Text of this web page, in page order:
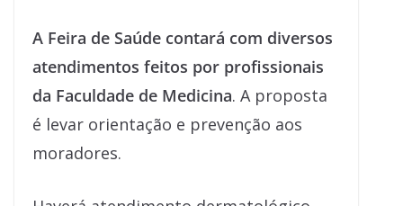
A Feira de Saúde contará com diversos
atendimentos feitos por profissionais
da Faculdade de Medicina. A proposta
é levar orientação e prevenção aos
moradores.